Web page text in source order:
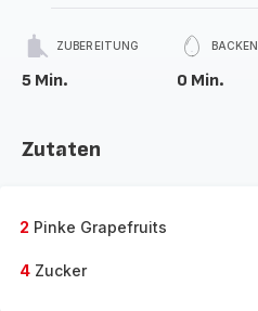
ZUBEREITUNG
5 Min.
BACKEN
0 Min.
Zutaten
2 Pinke Grapefruits
4 Zucker